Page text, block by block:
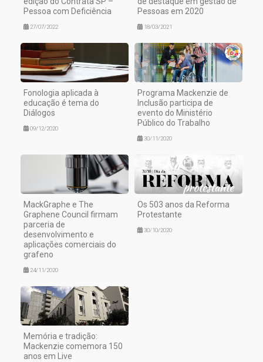
Pessoa com Deficiência
27/07/2022
Pessoas em 2020
18/03/2021
Fonologia aplicada à
educação é tema do
Diálogos
09/12/2020
Programa Mackenzie de
Inclusão participa de
evento do Ministério
Público do Trabalho
30/11/2020
MackGraphe e The
Graphene Council firmam
parceria de
desenvolvimento e
aplicações comerciais do
grafeno
24/11/2020
Os 503 anos da Reforma
Protestante
30/10/2020
Memória e tradição:
Mackenzie comemora 150
anos em Live